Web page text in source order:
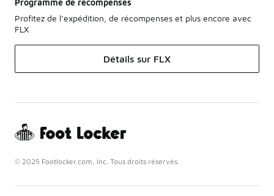
Programme de récompenses
Profitez de l’expédition, de récompenses et plus encore avec
FLX
Détails sur FLX
© 2025 Footlocker.com, Inc. Tous droits réservés.